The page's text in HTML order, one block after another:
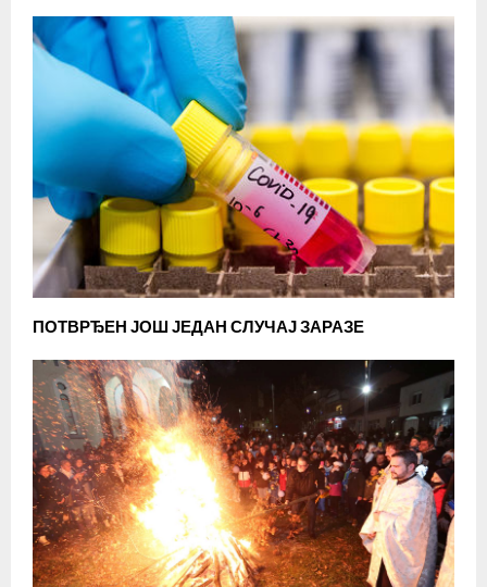
ПОТВРЂЕН ЈОШ ЈЕДАН СЛУЧАЈ ЗАРАЗЕ